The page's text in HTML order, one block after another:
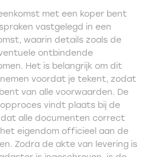
met een koper bent
vastgelegd in een
waarin details zoals de
ontbindende
Het is belangrijk om dit
voordat je tekent, zodat
van alle voorwaarden. De
vindt plaats bij de
alle documenten correct
eigendom officieel aan de
Zodra de akte van levering is